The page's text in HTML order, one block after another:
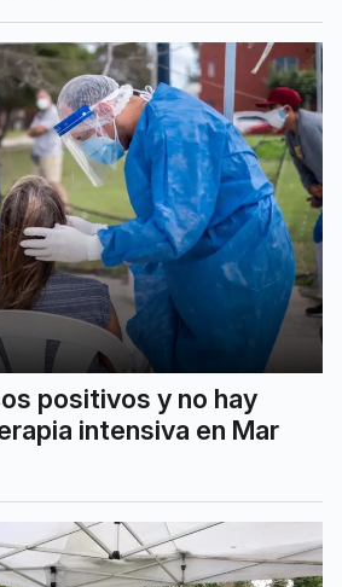
positivos y no hay
intensiva en Mar